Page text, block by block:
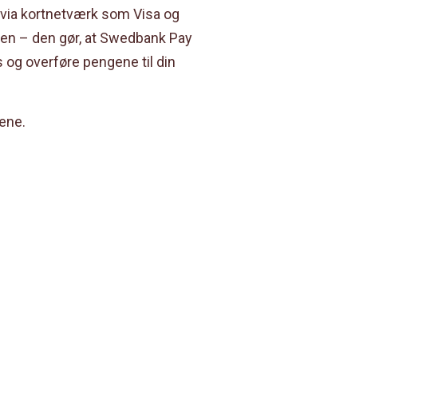
kortnetværk som Visa og
– den gør, at Swedbank Pay
og overføre pengene til din